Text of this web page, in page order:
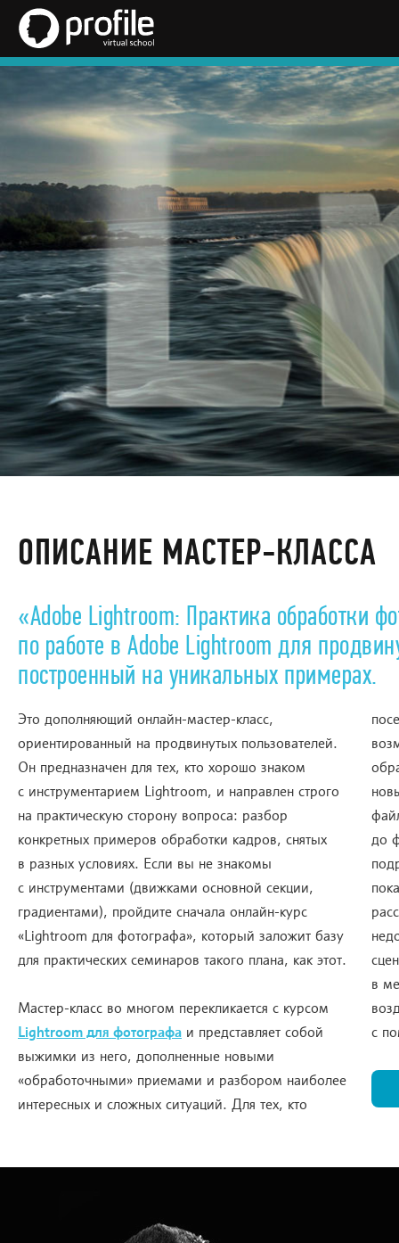
ОПИСАНИЕ МАСТЕР-КЛАССА
«Adobe Lightroom: Практика обработки
по работе в Adobe Lightroom для
построенный на уникальных примерах.
Это дополняющий онлайн-мастер-класс,
ориентированный на продвинутых пользователей.
Он предназначен для тех, кто хорошо знаком
с инструментарием Lightroom, и направлен строго
на практическую сторону вопроса: разбор
конкретных примеров обработки кадров, снятых
в разных условиях. Если вы не знакомы
с инструментами (движками основной секции,
градиентами), пройдите сначала онлайн-курс
«Lightroom для фотографа», который заложит базу
для практических семинаров такого плана, как этот.
Мастер-класс во многом перекликается с курсом
Lightroom для фотографа и представляет собой
выжимки из него, дополненные новыми
«обработочными» приемами и разбором наиболее
интересных и сложных ситуаций. Для тех, кто
до
в
с